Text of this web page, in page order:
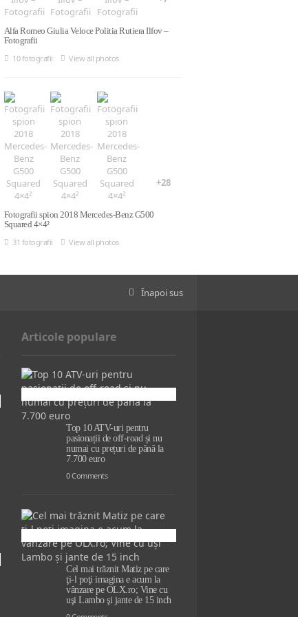
Alfa Romeo Giulia Veloce Politia Rutiera Ilfov –
Fotografii
10 fotografii
View all photos
+28
Fotografii spion 2018 Mercedes-Benz G500
Squared 4×4²
31 fotografii
View all photos
Înapoi sus
Articole populare
Top 10 ATV-uri pentru
pasionații de off-road și nu
numai cu prețuri de până la
7.700 euro
0 Comments
Cel mai trăznit Matiz pe care
ţi-l poţi imagina e acum la
vânzare pe OLX.ro; Vine cu
uşi Lambo şi jante de 15 inch